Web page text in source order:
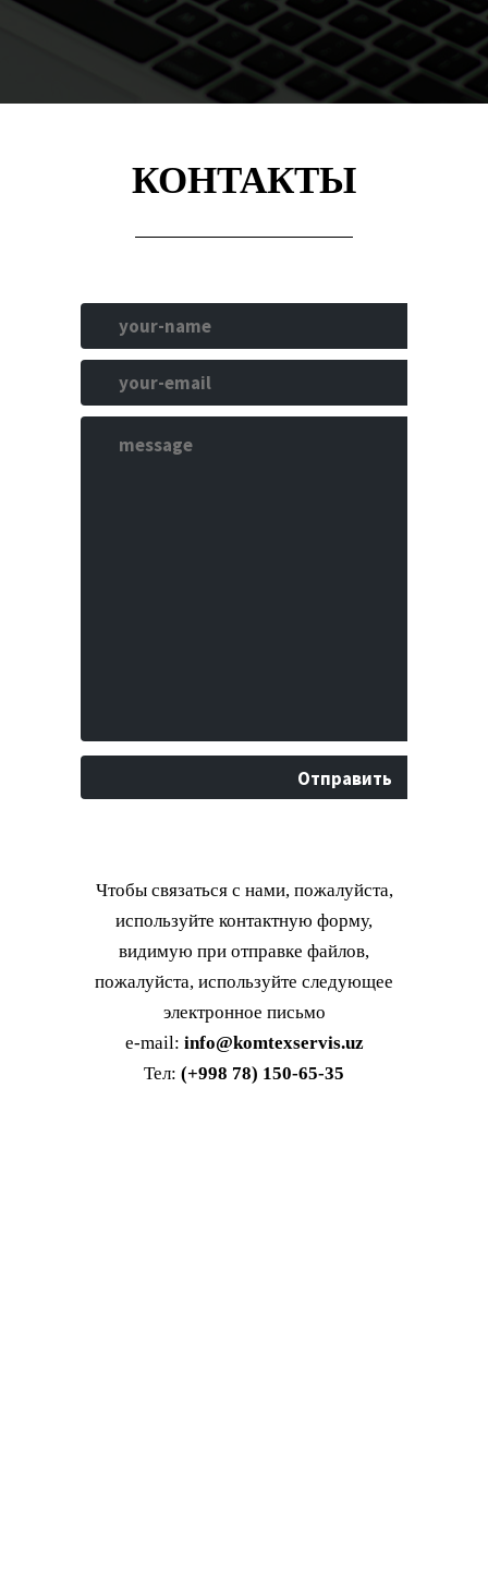
КОНТАКТЫ
Чтобы связаться с нами, пожалуйста,
используйте контактную форму,
видимую при отправке файлов,
пожалуйста, используйте следующее
электронное письмо
e-mail: info@komtexservis.uz
Тел: (+998 78) 150-65-35